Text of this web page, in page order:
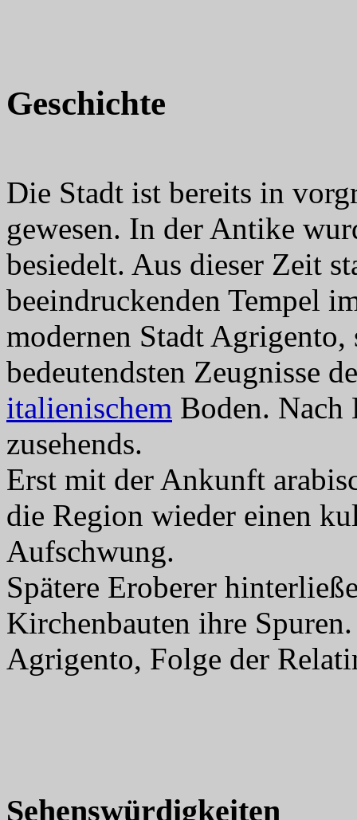
Geschichte
Die Stadt ist bereits in
gewesen. In der Antike
besiedelt. Aus dieser Zeit
beeindruckenden Tempel
modernen Stadt Agrigento,
bedeutendsten Zeugnisse
italienischem Boden. Nach
zusehends.
Erst mit der Ankunft
die Region wieder einen
Aufschwung.
Spätere Eroberer
Kirchenbauten ihre
Agrigento, Folge der
Sehenswürdigkeiten